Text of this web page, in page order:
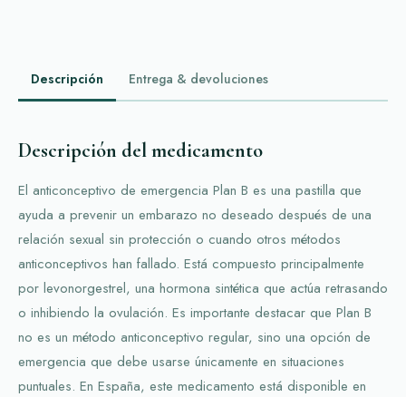
Descripción Entrega & devoluciones
Descripción del medicamento
El anticonceptivo de emergencia Plan B es una pastilla que
ayuda a prevenir un embarazo no deseado después de una
relación sexual sin protección o cuando otros métodos
anticonceptivos han fallado. Está compuesto principalmente
por levonorgestrel, una hormona sintética que actúa retrasando
o inhibiendo la ovulación. Es importante destacar que Plan B
no es un método anticonceptivo regular, sino una opción de
emergencia que debe usarse únicamente en situaciones
puntuales. En España, este medicamento está disponible en